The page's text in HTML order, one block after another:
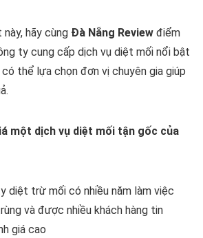
hãy cùng Đà Nẵng Review điểm
ty cung cấp dịch vụ diệt mối nổi bật
thể lựa chọn đơn vị chuyên gia giúp
một dịch vụ diệt mối tận gốc của
diệt trừ mối có nhiều năm làm việc
và được nhiều khách hàng tin
giá cao